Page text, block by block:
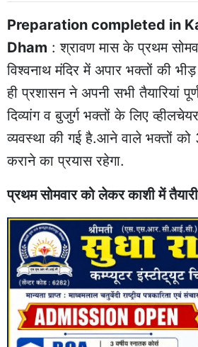
Preparation completed in
Dham : श्रावण मास के प्रथम
विश्वनाथ मंदिर में अपार भक्तों की
ही प्रशासन ने अपनी सभी तैयारियां
दिव्यांग व बुजुर्ग भक्तों के लिए
व्यवस्था की गई है.आने वाले भक्तों को
कराने का प्रयास रहेगा.
प्रथम सोमवार को लेकर काशी में